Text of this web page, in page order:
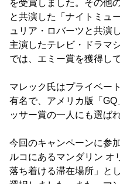
を受賞しました。その他
と共演した「ナイトミュ
ュリア・ロバーツと共演
主演したテレビ・ドラマ
では、エミー賞を獲得し
マレック氏はプライベー
有名で、アメリカ版「
ッサー賞の一人にも選ば
今回のキャンペーンに参
ルコにあるマンダリン オ
落ち着ける滞在場所」と